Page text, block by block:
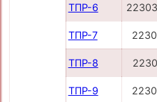
ТПР-6
ТПР-7
ТПР-8
ТПР-9